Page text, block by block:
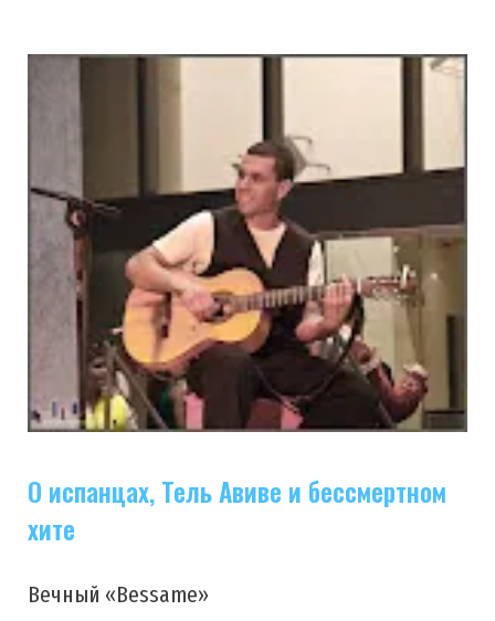
О испанцах, Тель Авиве и бессмертном
хите
Вечный «Bessame»